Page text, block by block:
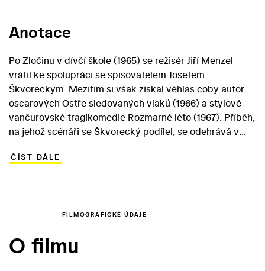
Anotace
Po Zločinu v dívčí škole (1965) se režisér Jiří Menzel
vrátil ke spolupráci se spisovatelem Josefem
Škvoreckým. Mezitím si však získal věhlas coby autor
oscarových Ostře sledovaných vlaků (1966) a stylové
vančurovské tragikomedie Rozmarné léto (1967). Příběh,
na jehož scénáři se Škvorecký podílel, se odehrává v
zpěvačka Clara Regina (Eva Pilarová). Ta dostane od
světě plném intrik stává obětí slepé justice ve
nezávazné hříčky, již zdobí písničky Suchého a Šlitra,
ČÍST DÁLE
FILMOGRAFICKÉ ÚDAJE
O filmu